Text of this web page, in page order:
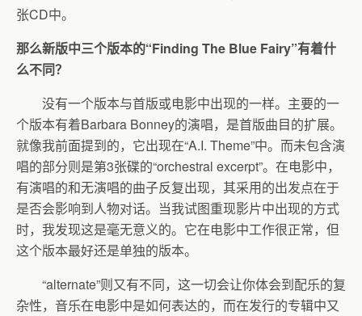
张CD中。
那么新版中三个版本的“Finding The Blue Fairy”有着什
么不同？
没有一个版本与首版或电影中出现的一样。主要的一
个版本有着Barbara Bonney的演唱，是首版曲目的扩展。
就像我前面提到的，它出现在“A.I. Theme”中。而未包含演
唱的部分则是第3张碟的“orchestral excerpt”。在电影中，
有演唱的和无演唱的曲子反复出现，其采用的出发点在于
是否会影响到人物对话。当我试图重现影片中出现的方式
时，我发现这是毫无意义的。它在电影中工作很正常，但
这个版本最好还是单独的版本。
“alternate”则又有不同，这一切会让你体会到配乐的复
杂性，音乐在电影中是如何表达的，而在发行的专辑中又